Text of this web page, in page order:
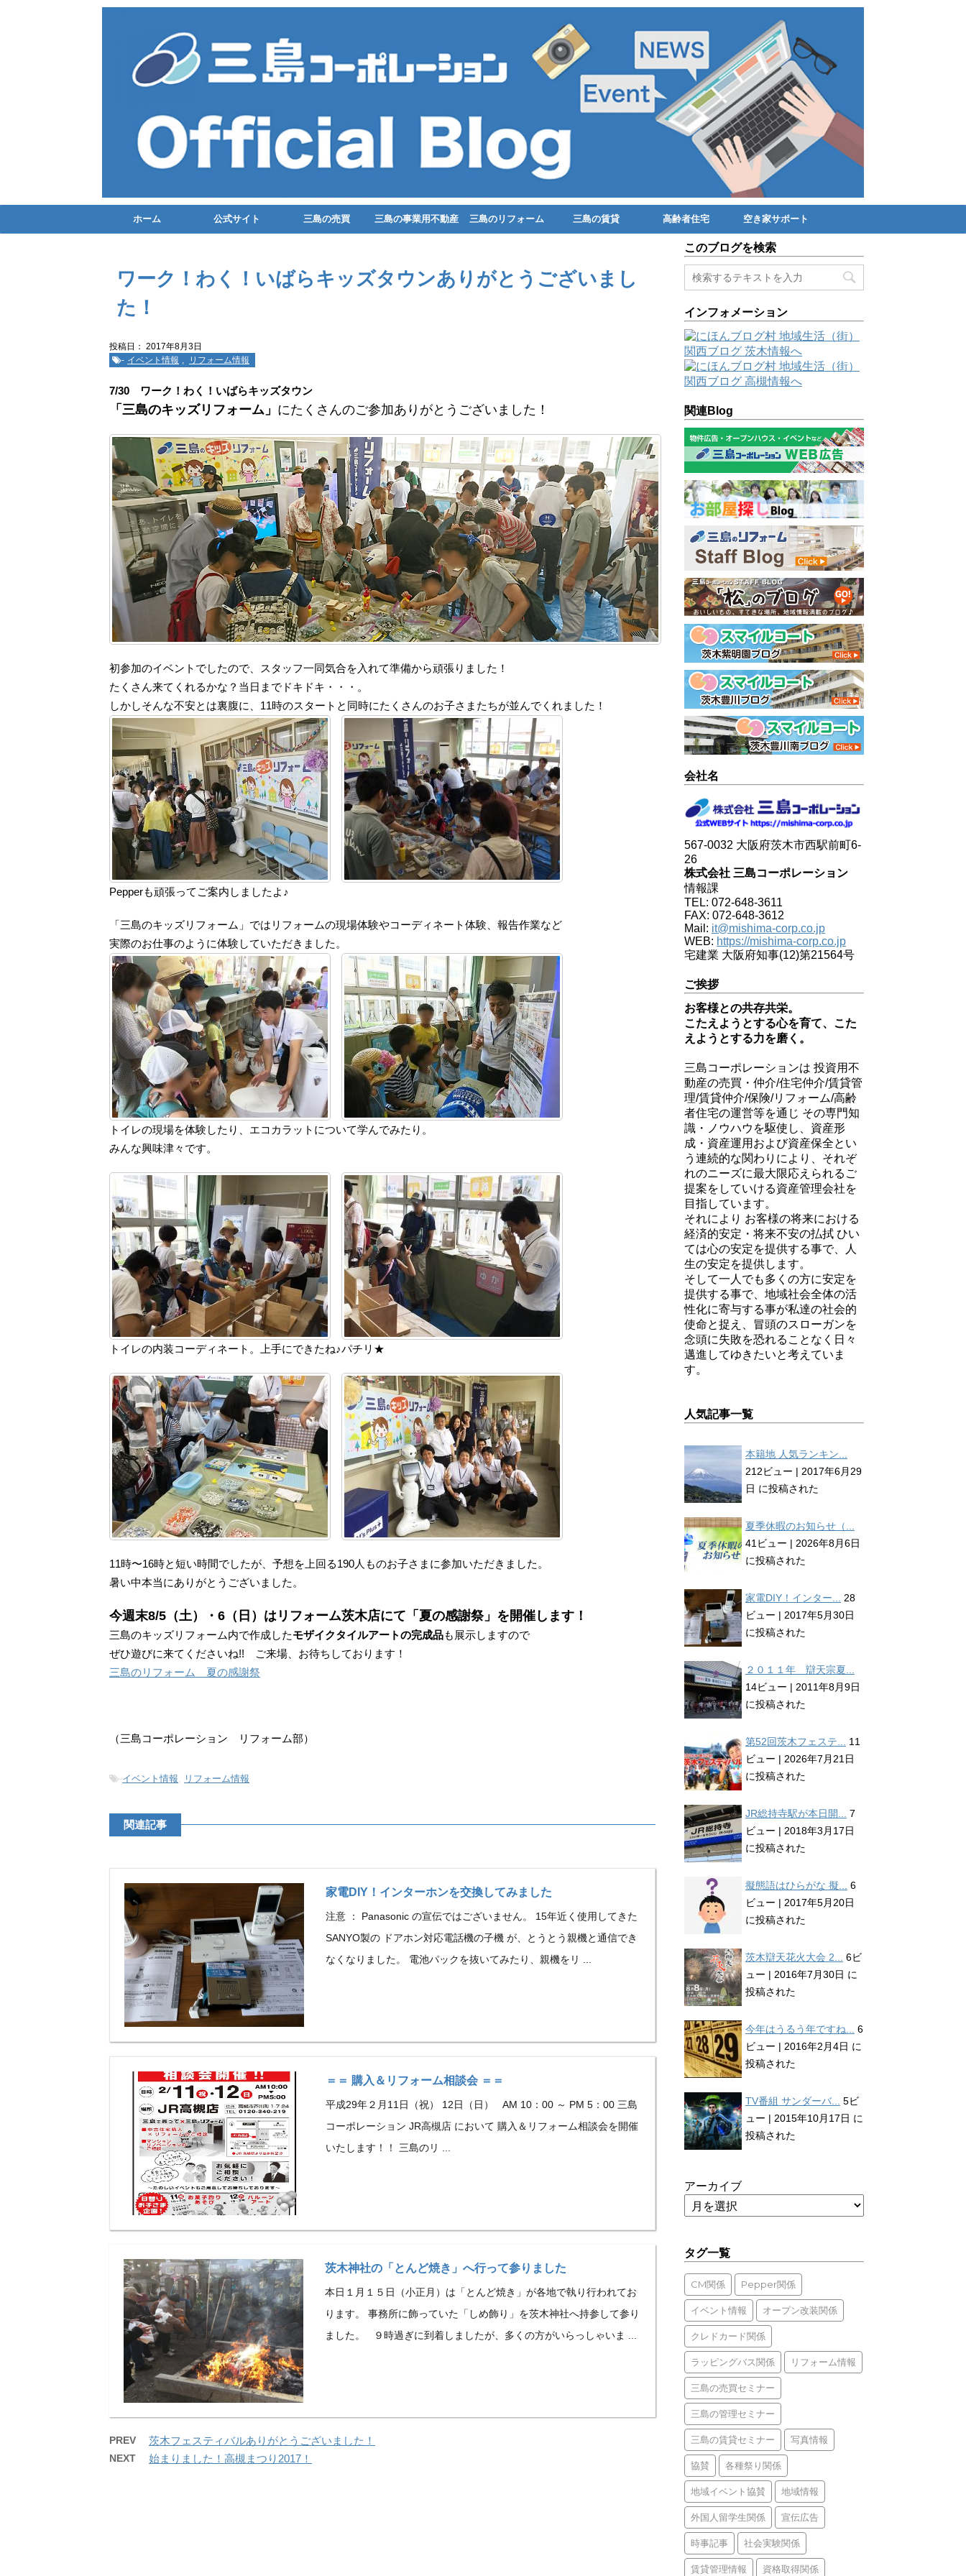
ホーム 公式サイト 三島の売買 三島の事業用不動産 三島のリフォーム 三島の賃貸 高齢者住宅 空き家サポート
ワーク！わく！いばらキッズタウンありがとうございまし
た！
投稿日： 2017年8月3日
- イベント情報 , リフォーム情報
7/30 ワーク！わく！いばらキッズタウン
「三島のキッズリフォーム」 にたくさんのご参加ありがとうございました！
初参加のイベントでしたので、スタッフ一同気合を入れて準備から頑張りました！
たくさん来てくれるかな？当日までドキドキ・・・。
しかしそんな不安とは裏腹に、11時のスタートと同時にたくさんのお子さまたちが並んでくれました！
Pepperも頑張ってご案内しましたよ♪
「三島のキッズリフォーム」ではリフォームの現場体験やコーディネート体験、報告作業など
実際のお仕事のように体験していただきました。
トイレの現場を体験したり、エコカラットについて学んでみたり。
みんな興味津々です。
トイレの内装コーディネート。上手にできたね♪パチリ★
11時〜16時と短い時間でしたが、予想を上回る190人ものお子さまに参加いただきました。
暑い中本当にありがとうございました。
今週末8/5（土）・6（日）はリフォーム茨木店にて「夏の感謝祭」を開催します！
三島のキッズリフォーム内で作成したモザイクタイルアートの完成品も展示しますので
ぜひ遊びに来てくださいね!! ご来場、お待ちしております！
三島のリフォーム 夏の感謝祭
（三島コーポレーション リフォーム部）
-イベント情報, リフォーム情報
関連記事
家電DIY！インターホンを交換してみました
注意 ： Panasonic の宣伝ではございません。 15年近く使用してきた
SANYO製の ドアホン対応電話機の子機 が、とうとう親機と通信でき
なくなりました。 電池パックを抜いてみたり、親機をリ ...
＝＝ 購入＆リフォーム相談会 ＝＝
平成29年２月11日（祝） 12日（日） AM 10：00 ～ PM 5：00 三島
コーポレーション JR高槻店 において 購入＆リフォーム相談会を開催
いたします！！ 三島のリ ...
茨木神社の「とんど焼き」へ行って参りました
本日１月１５日（小正月）は「とんど焼き」が各地で執り行われてお
ります。 事務所に飾っていた「しめ飾り」を茨木神社へ持参して参り
ました。 ９時過ぎに到着しましたが、多くの方がいらっしゃいま ...
PREV 茨木フェスティバルありがとうございました！
NEXT 始まりました！高槻まつり2017！
このブログを検索
インフォメーション
関連Blog
会社名
567-0032 大阪府茨木市西駅前町6-
26
株式会社 三島コーポレーション
情報課
TEL: 072-648-3611
FAX: 072-648-3612
Mail: it@mishima-corp.co.jp
WEB: https://mishima-corp.co.jp
宅建業 大阪府知事(12)第21564号
ご挨拶
お客様との共存共栄。
こたえようとする心を育て、こた
えようとする力を磨く。
三島コーポレーションは 投資用不
動産の売買・仲介/住宅仲介/賃貸管
理/賃貸仲介/保険/リフォーム/高齢
者住宅の運営等を通じ その専門知
識・ノウハウを駆使し、資産形
成・資産運用および資産保全とい
う連続的な関わりにより、それぞ
れのニーズに最大限応えられるご
提案をしていける資産管理会社を
目指しています。
それにより お客様の将来における
経済的安定・将来不安の払拭 ひい
ては心の安定を提供する事で、人
生の安定を提供します。
そして一人でも多くの方に安定を
提供する事で、地域社会全体の活
性化に寄与する事が私達の社会的
使命と捉え、冒頭のスローガンを
念頭に失敗を恐れることなく日々
邁進してゆきたいと考えていま
す。
人気記事一覧
本籍地 人気ランキン...
212ビュー | 2017年6月29
日 に投稿された
夏季休暇のお知らせ（...
41ビュー | 2026年8月6日
に投稿された
家電DIY！インター... 28
ビュー | 2017年5月30日
に投稿された
２０１１年 辯天宗夏...
14ビュー | 2011年8月9日
に投稿された
第52回茨木フェステ... 11
ビュー | 2026年7月21日
に投稿された
JR総持寺駅が本日開... 7
ビュー | 2018年3月17日
に投稿された
擬態語はひらがな 擬... 6
ビュー | 2017年5月20日
に投稿された
茨木辯天花火大会 2... 6ビ
ュー | 2016年7月30日 に
投稿された
今年はうるう年ですね... 6
ビュー | 2016年2月4日 に
投稿された
TV番組 サンダーバ... 5ビ
ュー | 2015年10月17日 に
投稿された
アーカイブ
タグ一覧
CM関係 Pepper関係
イベント情報 オープン改装関係
クレドカード関係
ラッピングバス関係 リフォーム情報
三島の売買セミナー
三島の管理セミナー
三島の賃貸セミナー 写真情報
協賛 各種祭り関係
地域イベント協賛 地域情報
外国人留学生関係 宣伝広告
時事記事 社会実験関係
賃貸管理情報 資格取得関係